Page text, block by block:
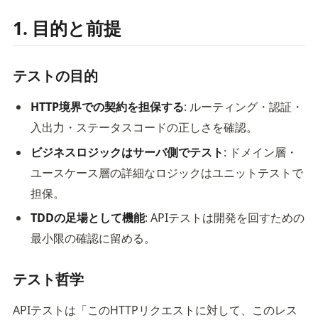
1. 目的と前提
テストの目的
HTTP境界での契約を担保する: ルーティング・認証・
入出力・ステータスコードの正しさを確認。
ビジネスロジックはサーバ側でテスト: ドメイン層・
ユースケース層の詳細なロジックはユニットテストで
担保。
TDDの足場として機能: APIテストは開発を回すための
最小限の確認に留める。
テスト哲学
APIテストは「このHTTPリクエストに対して、このレス